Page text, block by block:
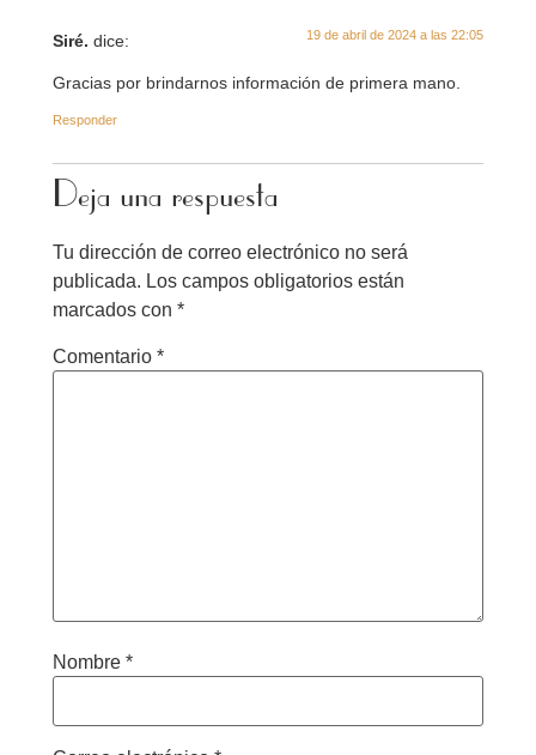
Siré. dice: 19 de abril de 2024 a las 22:05
Gracias por brindarnos información de primera mano.
Responder
Deja una respuesta
Tu dirección de correo electrónico no será
publicada. Los campos obligatorios están
marcados con *
Comentario *
Nombre *